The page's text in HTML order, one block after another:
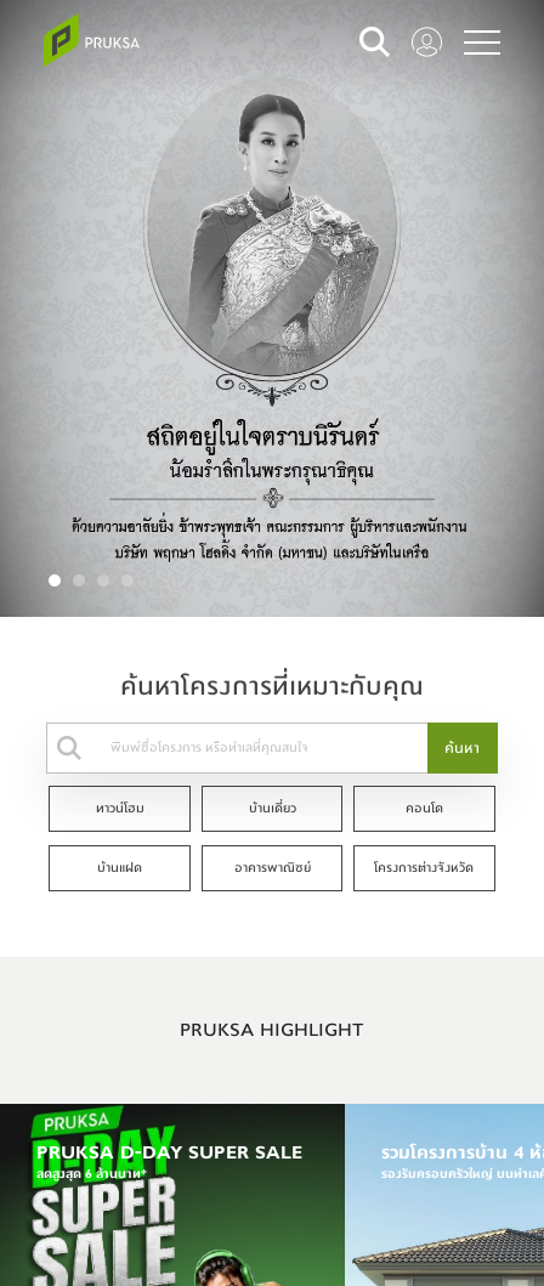
ค้นหาโครงการที่เหมาะกับคุณ
ค้นหา
ทาวน์โฮม บ้านเดี่ยว คอนโด
บ้านแฝด อาคารพาณิชย์ โครงการต่างจังหวัด
PRUKSA HIGHLIGHT
PRUKSA D-DAY SUPER SALE
ลดสูงสุด 6 ล้านบาท*
รวมโครงการบ้าน 4
รองรับครอบครัวใหญ่ บนทำเ